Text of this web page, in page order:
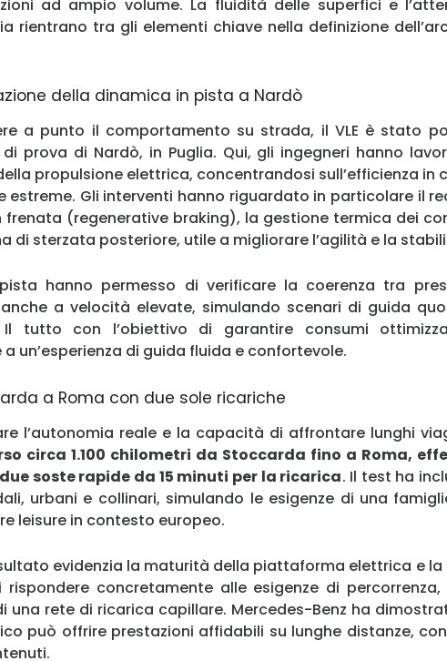
Username
Password
Ricordami
Accedi
ad ampio volume. La fluidità delle superfici e
rientrano tra gli elementi chiave nella definizione
della dinamica in pista a Nardò
a punto il comportamento su strada, il VLE è stato
prova di Nardò, in Puglia. Qui, gli ingegneri hanno
propulsione elettrica, concentrandosi sull’efficienza in
estreme. Gli interventi hanno riguardato in particolare il
frenata (regenerative braking), la gestione termica dei
di sterzata posteriore, utile a migliorare l’agilità e la
hanno permesso di verificare la coerenza tra
a velocità elevate, simulando scenari di guida
Il tutto con l’obiettivo di garantire consumi
a un’esperienza di guida fluida e confortevole.
a Roma con due sole ricariche
l’autonomia reale e la capacità di affrontare lunghi
circa 1.100 chilometri da Stoccarda fino a Roma,
soste rapide da 15 minuti per la ricarica. Il test ha
urbani e collinari, simulando le esigenze di una
leisure in contesto europeo.
evidenzia la maturità della piattaforma elettrica e
rispondere concretamente alle esigenze di
una rete di ricarica capillare. Mercedes-Benz ha
può offrire prestazioni affidabili su lunghe distanze,